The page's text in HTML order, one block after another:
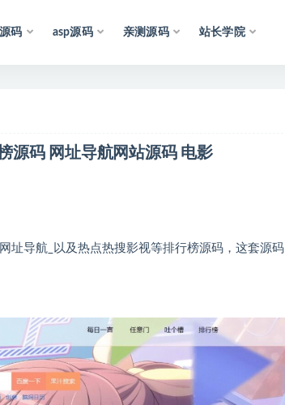
码 asp源码 亲测源码 站长学院
源码 网址导航网站源码 电影
址导航_以及热点热搜影视等排行榜源码，这套源码